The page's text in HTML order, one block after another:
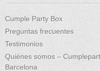
Cumple Party Box
Preguntas frecuentes
Testimonios
Quiénes somos –
Barcelona